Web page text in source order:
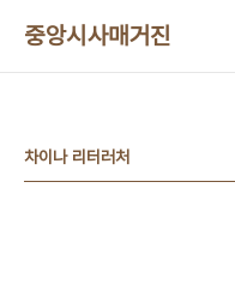
중앙시사매거진
차이나 리터러처